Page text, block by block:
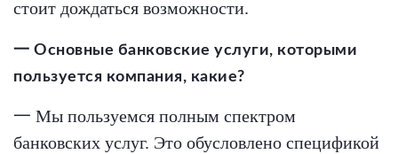
стоит дождаться возможности.
一 Основные банковские услуги, которыми
пользуется компания, какие?
一 Мы пользуемся полным спектром
банковских услуг. Это обусловлено спецификой